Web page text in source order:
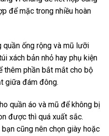
để mặc trong nhiều hoàn
quần ống rộng và mũ lưỡi
xách bản nhỏ hay phụ kiện
thêm phần bắt mắt cho bộ
giữa đám đông.
quần áo và mũ để không bị
được thì quá xuất sắc.
cũng nên chọn giày hoặc